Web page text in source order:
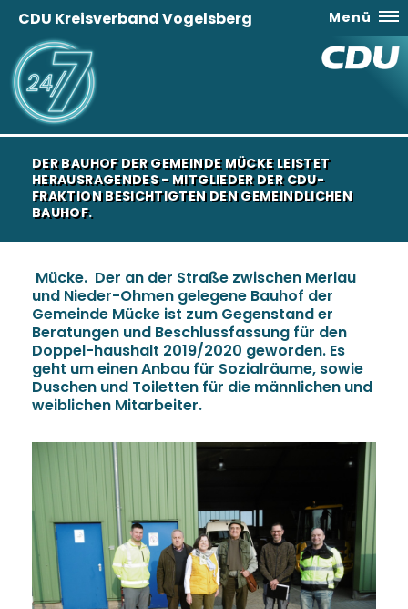
CDU Kreisverband Vogelsberg Menü
DER BAUHOF DER GEMEINDE MÜCKE LEISTET
HERAUSRAGENDES - MITGLIEDER DER CDU-
FRAKTION BESICHTIGTEN DEN GEMEINDLICHEN
BAUHOF.
Mücke. Der an der Straße zwischen Merlau
und Nieder-Ohmen gelegene Bauhof der
Gemeinde Mücke ist zum Gegenstand er
Beratungen und Beschlussfassung für den
Doppel-haushalt 2019/2020 geworden. Es
geht um einen Anbau für Sozialräume, sowie
Duschen und Toiletten für die männlichen und
weiblichen Mitarbeiter.